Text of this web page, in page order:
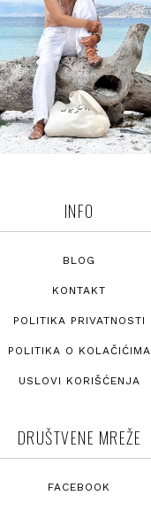
INFO
BLOG
KONTAKT
POLITIKA PRIVATNOSTI
POLITIKA O KOLAČIĆIMA
USLOVI KORIŠĆENJA
DRUŠTVENE MREŽE
FACEBOOK